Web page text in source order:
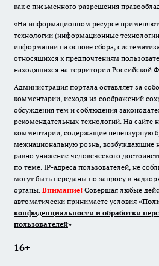
как с письменного разрешения
«На информационном ресурсе
технологии (информационные
информации на основе сбора,
относящихся к предпочтениям
находящихся на территории Российской
Администрация портала оставляет за
комментарии, исходя из соображений
обсуждения тем и соблюдения
рекомендательных технологий. На сайте
комментарии, содержащие нецензурную
межнациональную рознь, возбуждающие
равно унижение человеческого
по теме. IP-адреса пользователей, не
могут быть переданы по запросу в
органы. Внимание! Совершая любые
автоматически принимаете условия «
конфиденциальности и обработки
пользователей»
16+